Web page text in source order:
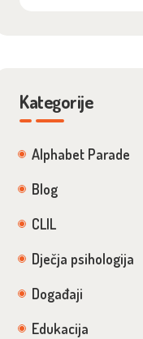
Kategorije
Alphabet Parade
Blog
CLIL
Dječja psihologija
Događaji
Edukacija